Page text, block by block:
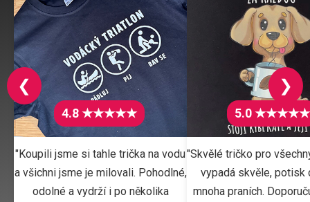
4.8 ★★★★★
"Koupili jsme si tahle trička na vodu
a všichni jsme je milovali. Pohodlné,
odolné a vydrží i po několika
5.0 ★★★★★
"Skvělé tričko pro
vypadá skvěle, potisk
mnoha praních.
❮ ❯